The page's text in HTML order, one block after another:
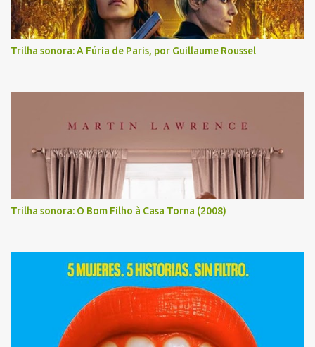
Trilha sonora: A Fúria de Paris, por Guillaume Roussel
Trilha sonora: O Bom Filho à Casa Torna (2008)